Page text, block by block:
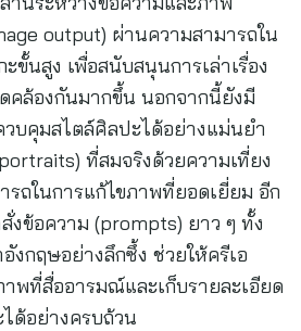
output) ผ่านความสามารถใน
ะขั้นสูง เพื่อสนับสนุนการเล่าเรื่อง
คล้องกันมากขึ้น นอกจากนี้ยังมี
วบคุมสไตล์ศิลปะได้อย่างแม่นยำ
ที่สมจริงด้วยความเที่ยง
รถในการแก้ไขภาพที่ยอดเยี่ยม อีก
งข้อความ (prompts) ยาว ๆ ทั้ง
งกฤษอย่างลึกซึ้ง ช่วยให้ครีเอ
พที่สื่ออารมณ์และเก็บรายละเอียด
ด้อย่างครบถ้วน